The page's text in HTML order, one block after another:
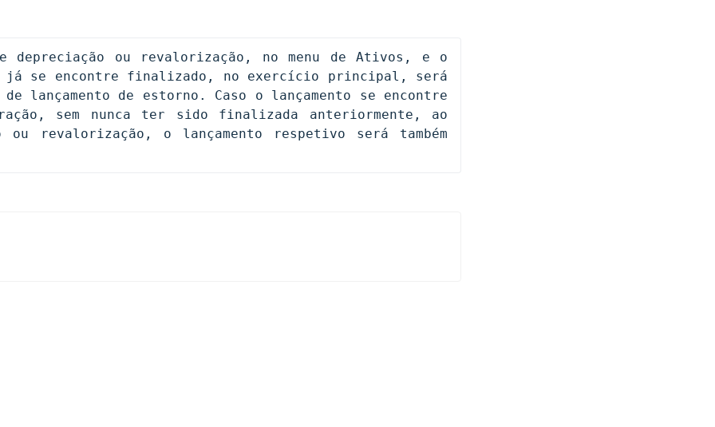
depreciação ou revalorização, no menu de Ativos, e o
já se encontre finalizado, no exercício principal, será
de lançamento de estorno. Caso o lançamento se encontre
sem nunca ter sido finalizada anteriormente, ao
revalorização, o lançamento respetivo será também